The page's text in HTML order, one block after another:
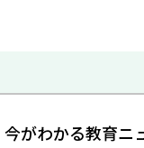
今がわかる教育ニ